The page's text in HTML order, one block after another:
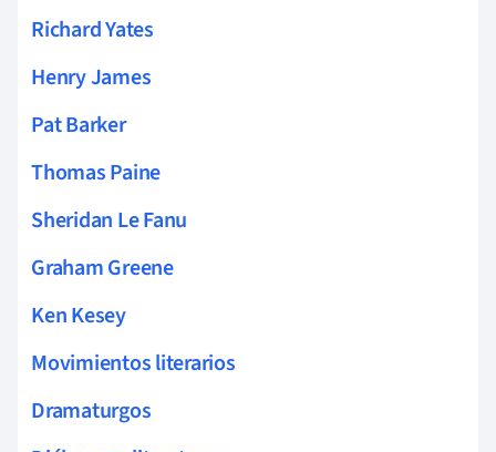
Richard Yates
Henry James
Pat Barker
Thomas Paine
Sheridan Le Fanu
Graham Greene
Ken Kesey
Movimientos literarios
Dramaturgos